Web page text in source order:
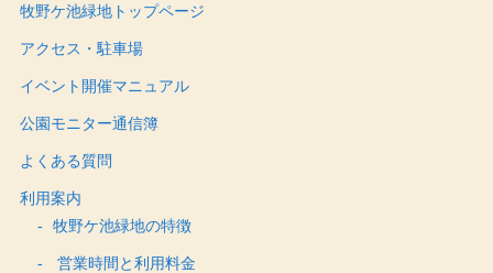
牧野ケ池緑地トップページ
アクセス・駐車場
イベント開催マニュアル
公園モニター通信簿
よくある質問
利用案内
牧野ケ池緑地の特徴
営業時間と利用料金